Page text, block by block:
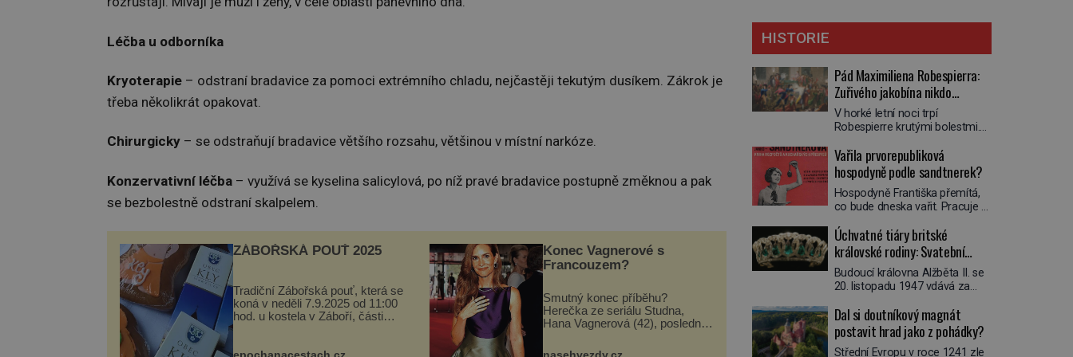
Léčba u odborníka
Kryoterapie – odstraní bradavice za pomoci extrémního chladu, nejčastěji tekutým dusíkem. Zákrok je
třeba několikrát opakovat.
Chirurgicky – se odstraňují bradavice většího rozsahu, většinou v místní narkóze.
Konzervativní léčba – využívá se kyselina salicylová, po níž pravé bradavice postupně změknou a pak
se bezbolestně odstraní skalpelem.
ZÁBOŘSKÁ POUŤ 2025
Tradiční Zábořská pouť, která se
koná v neděli 7.9.2025 od 11:00
hod. u kostela v Záboří, části
epochanacestach.cz
Konec Vagnerové s
Francouzem?
Smutný konec příběhu?
Herečka ze seriálu Studna,
Hana Vagnerová (42), poslední
Ačkoli časy její anorexie jsou už
nasehvezdy.cz
HISTORIE
Pád Maximiliena Robespierra:
Zuřivého jakobína nikdo
nelitoval?
V horké letní noci trpí
Robespierre krutými bolestmi.
víří kolotoč myšlenek. Když se
probere z mdlob, vzpomene si
na jednu z pařížských
jasnovidek, kterou před lety
navštívil. Prorokovala mu
vysmál. „Robespierre to
dotáhne hodně daleko,“
prohlásil o něm jiný významný
francouzský revolucionář,
Honoré de Mirabeau […]
Vařila prvorepubliková
hospodyně podle sandtnerek?
Hospodyně Františka přemítá,
co bude dneska vařit. Pracuje v
mlsný jazýček. Zalistuje proto
rychle v jedné ze „sandtnerek“.
„Zaplaťpánbůh, že už
nemusíme chodit s lístky,“
povzdechne si směrem ke
ruce. Ještě v prvních letech
nové republiky fungoval kvůli
nedostatku zboží přídělový
Úchvatné tiáry britské
královské rodiny: Svatební
klenot Alžbětě II. praskl
Budoucí královna Alžběta II. se
20. listopadu 1947 vdává za
Mountbattena. Aby měla na
obřad ve Westminsteru podle
tradice „něco vypůjčeného“, její
Dal si doutníkový magnát
postavit hrad jako z pohádky?
Střední Evropu v roce 1241 zle